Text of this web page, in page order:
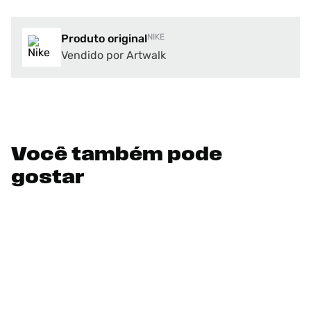
Produto originalNIKE
Vendido por Artwalk
Você também pode
gostar